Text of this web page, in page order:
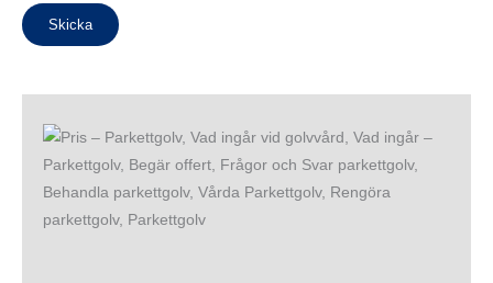
Skicka